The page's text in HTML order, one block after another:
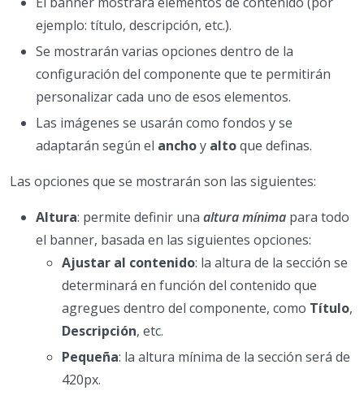
ejemplo: título, descripción, etc.).
Se mostrarán varias opciones dentro de la
configuración del componente que te permitirán
personalizar cada uno de esos elementos.
Las imágenes se usarán como fondos y se
adaptarán según el anchoy altoque definas.
Las opciones que se mostrarán son las siguientes:
Altura: permite definir una altura mínima para todo
el banner, basada en las siguientes opciones:
Ajustar al contenido: la altura de la sección se
determinará en función del contenido que
agregues dentro del componente, como Título,
Descripción, etc.
Pequeña: la altura mínima de la sección será de
420px.